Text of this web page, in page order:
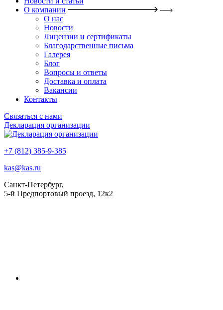
О компании
О нас
Новости
Лицензии и сертификаты
Благодарственные письма
Галерея
Блог
Вопросы и ответы
Доставка и оплата
Вакансии
Контакты
Связаться с нами
Декларация организации
+7 (812) 385-9-385
kas@kas.ru
Санкт-Петербург,
5-й Предпортовый проезд, 12к2